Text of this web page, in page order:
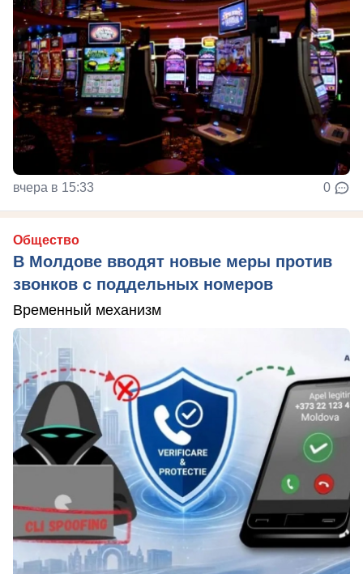
вчера в 15:33 0
Общество
В Молдове вводят новые меры против
звонков с поддельных номеров
Временный механизм